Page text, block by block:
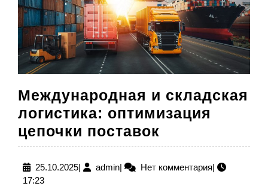
Международная и складская
логистика: оптимизация
цепочки поставок
и
складская
25.10.202525.10.2025
| adminadmin
| Нет комментария|
17:23